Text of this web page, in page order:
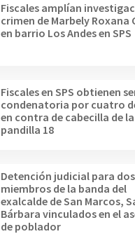
Fiscales amplían
crimen de Marbely Roxana
en barrio Los Andes en SPS
Fiscales en SPS obtienen
condenatoria por cuatro
en contra de cabecilla de la
pandilla 18
Detención judicial para dos
miembros de la banda del
exalcalde de San Marcos,
Bárbara vinculados en el
de poblador